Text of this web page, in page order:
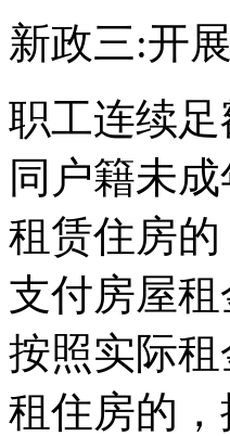
新政三:开
职工连续
同户籍未
租赁住房
支付房屋
按照实际
租住房的